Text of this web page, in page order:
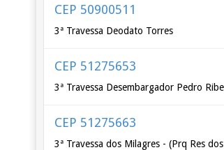
CEP 50900511
3ª Travessa Deodato Torres
CEP 51275653
3ª Travessa Desembargador Pedro
CEP 51275663
3ª Travessa dos Milagres - (Prq Res